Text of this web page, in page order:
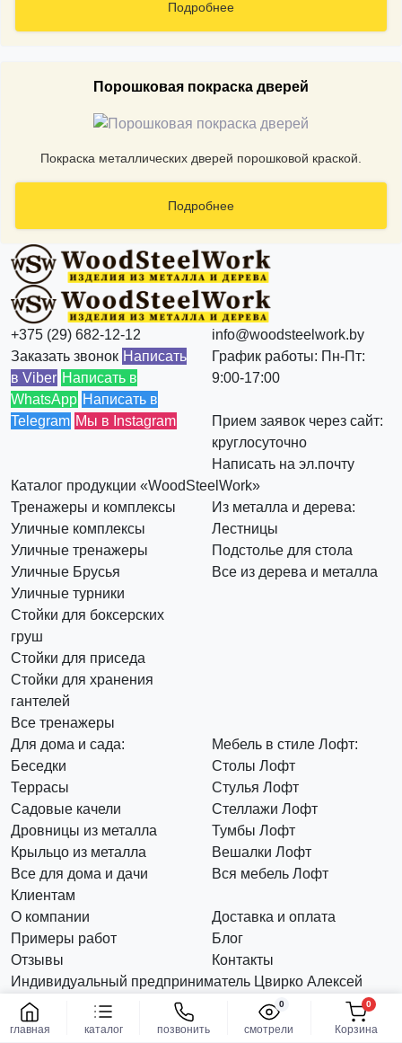
главная каталог смотрели
0
позвонить Корзина
0
Заказать
Подробнее
Порошковая покраска дверей
Покраска металлических дверей порошковой краской.
Подробнее
+375 (29) 682-12-12
Заказать звонок Написать
в Viber Написать в
WhatsApp Написать в
Telegram Мы в Instagram
info@woodsteelwork.by
График работы: Пн-Пт:
9:00-17:00
Прием заявок через сайт:
круглосуточно
Написать на эл.почту
Каталог продукции «WoodSteelWork»
Тренажеры и комплексы
Уличные комплексы
Уличные тренажеры
Уличные Брусья
Уличные турники
Стойки для боксерских
груш
Стойки для приседа
Стойки для хранения
гантелей
Все тренажеры
Из металла и дерева:
Лестницы
Подстолье для стола
Все из дерева и металла
Для дома и сада:
Беседки
Террасы
Садовые качели
Дровницы из металла
Крыльцо из металла
Все для дома и дачи
Мебель в стиле Лофт:
Столы Лофт
Стулья Лофт
Стеллажи Лофт
Тумбы Лофт
Вешалки Лофт
Вся мебель Лофт
Клиентам
О компании
Доставка и оплата
Примеры работ
Блог
Отзывы
Контакты
Индивидуальный предприниматель Цвирко Алексей
Александрович, УНП 193075282. Юридеческий адрес:
Республика Беларусь, г. Минск, ул. Прушинских, 10, кв.